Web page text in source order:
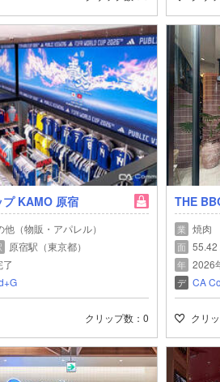
KAMO 原宿
（物販・アパレル）
原宿駅（東京都）
クリップ数 0
THE
業 焼肉
面 55.42
年 2026
デ CA
クリ